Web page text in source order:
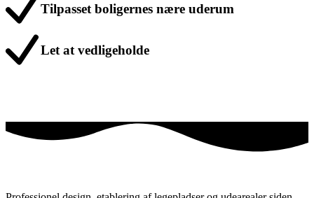
Tilpasset boligernes nære uderum
Let at vedligeholde